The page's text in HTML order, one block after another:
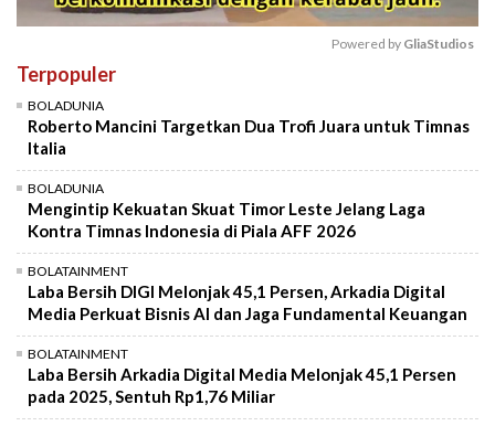
Powered by GliaStudios
Terpopuler
BOLADUNIA
Roberto Mancini Targetkan Dua Trofi Juara untuk Timnas
Italia
BOLADUNIA
Mengintip Kekuatan Skuat Timor Leste Jelang Laga
Kontra Timnas Indonesia di Piala AFF 2026
BOLATAINMENT
Laba Bersih DIGI Melonjak 45,1 Persen, Arkadia Digital
Media Perkuat Bisnis AI dan Jaga Fundamental Keuangan
BOLATAINMENT
Laba Bersih Arkadia Digital Media Melonjak 45,1 Persen
pada 2025, Sentuh Rp1,76 Miliar